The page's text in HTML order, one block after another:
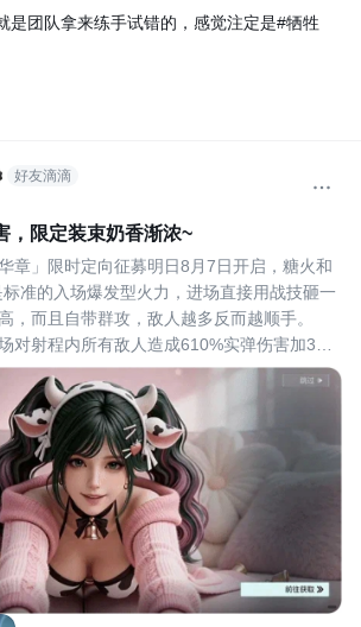
是团队拿来练手试错的，感觉注定是#牺牲
好友滴滴
，限定装束奶香渐浓~
章」限时定向征募明日8月7日开启，糖火和
准的入场爆发型火力，进场直接用战技砸一
，而且自带群攻，敌人越多反而越顺手。
对射程内所有敌人造成610%实弹伤害加3秒
起手或打断敌方节奏都是一锤定音的存在。
9发炮弹，常规弹无视掩体打实弹，追踪弹带
定暴击。三种弹种随机切